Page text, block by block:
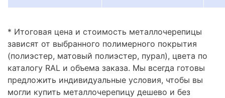
* Итоговая цена и стоимость металлочерепицы
зависят от выбранного полимерного покрытия
(полиэстер, матовый полиэстер, пурал), цвета по
каталогу RAL и объема заказа. Мы всегда готовы
предложить индивидуальные условия, чтобы вы
могли купить металлочерепицу дешево и без